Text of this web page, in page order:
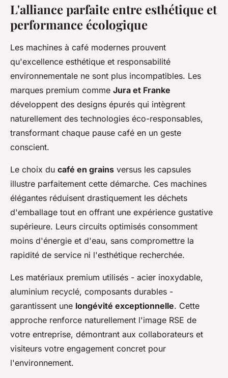
L'alliance parfaite entre esthétique et
performance écologique
Les machines à café modernes prouvent
qu'excellence esthétique et responsabilité
environnementale ne sont plus incompatibles. Les
marques premium comme Jura et Franke
développent des designs épurés qui intègrent
naturellement des technologies éco-responsables,
transformant chaque pause café en un geste
conscient.
Le choix du café en grains versus les capsules
illustre parfaitement cette démarche. Ces machines
élégantes réduisent drastiquement les déchets
d'emballage tout en offrant une expérience gustative
supérieure. Leurs circuits optimisés consomment
moins d'énergie et d'eau, sans compromettre la
rapidité de service ni l'esthétique recherchée.
Les matériaux premium utilisés - acier inoxydable,
aluminium recyclé, composants durables -
garantissent une longévité exceptionnelle. Cette
approche renforce naturellement l'image RSE de
votre entreprise, démontrant aux collaborateurs et
visiteurs votre engagement concret pour
l'environnement.